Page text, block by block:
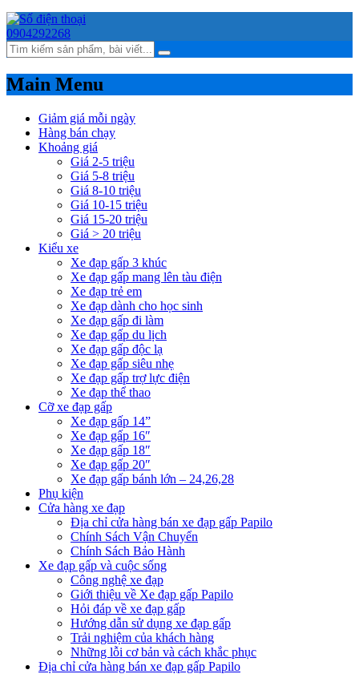
0904292268
Main Menu
Giảm giá mỗi ngày
Hàng bán chạy
Khoảng giá
Giá 2-5 triệu
Giá 5-8 triệu
Giá 8-10 triệu
Giá 10-15 triệu
Giá 15-20 triệu
Giá > 20 triệu
Kiểu xe
Xe đạp gấp 3 khúc
Xe đạp gấp mang lên tàu điện
Xe đạp trẻ em
Xe đạp dành cho học sinh
Xe đạp gấp đi làm
Xe đạp gấp du lịch
Xe đạp gấp độc lạ
Xe đạp gấp siêu nhẹ
Xe đạp gấp trợ lực điện
Xe đạp thể thao
Cỡ xe đạp gấp
Xe đạp gấp 14”
Xe đạp gấp 16″
Xe đạp gấp 18″
Xe đạp gấp 20″
Xe đạp gấp bánh lớn – 24,26,28
Phụ kiện
Cửa hàng xe đạp
Địa chỉ cửa hàng bán xe đạp gấp Papilo
Chính Sách Vận Chuyển
Chính Sách Bảo Hành
Xe đạp gấp và cuộc sống
Công nghệ xe đạp
Giới thiệu về Xe đạp gấp Papilo
Hỏi đáp về xe đạp gấp
Hướng dẫn sử dụng xe đạp gấp
Trải nghiệm của khách hàng
Những lỗi cơ bản và cách khắc phục
Địa chỉ cửa hàng bán xe đạp gấp Papilo